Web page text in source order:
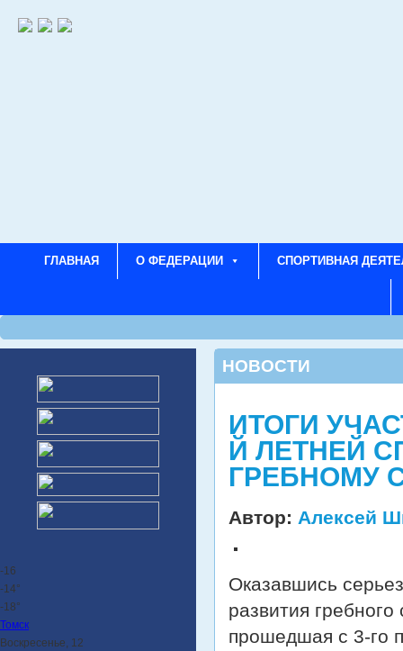
ГЛАВНАЯ О ФЕДЕРАЦИИ СПОРТИВНАЯ
-16
-14°
-18°
Томск
Воскресенье, 12
НОВОСТИ
ИТОГИ
Й ЛЕТНЕЙ
ГРЕБНОМУ
Автор: Алексей
Оказавшись
развития
прошедшая с 3-го